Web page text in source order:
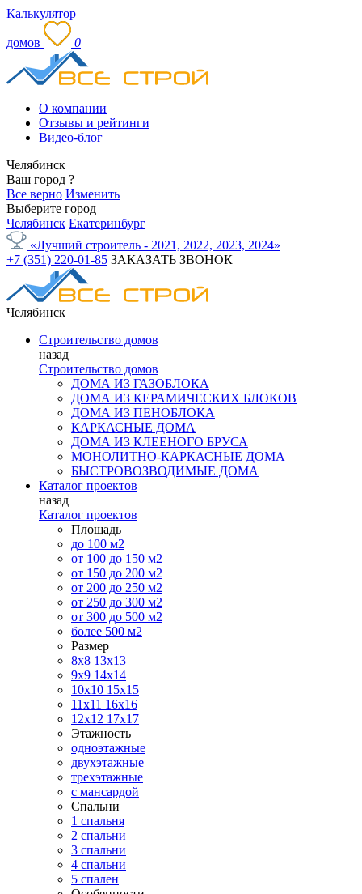
Калькулятор
домов 0
О компании
Отзывы и рейтинги
Видео-блог
Челябинск
Ваш город ?
Все верно Изменить
Выберите город
Челябинск Екатеринбург
«Лучший строитель - 2021, 2022, 2023, 2024»
+7 (351) 220-01-85 ЗАКАЗАТЬ ЗВОНОК
Челябинск
Строительство домов
назад
Строительство домов
ДОМА ИЗ ГАЗОБЛОКА
ДОМА ИЗ КЕРАМИЧЕСКИХ БЛОКОВ
ДОМА ИЗ ПЕНОБЛОКА
КАРКАСНЫЕ ДОМА
ДОМА ИЗ КЛЕЕНОГО БРУСА
МОНОЛИТНО-КАРКАСНЫЕ ДОМА
БЫСТРОВОЗВОДИМЫЕ ДОМА
Каталог проектов
назад
Каталог проектов
Площадь
до 100 м2
от 100 до 150 м2
от 150 до 200 м2
от 200 до 250 м2
от 250 до 300 м2
от 300 до 500 м2
более 500 м2
Размер
8х8 13х13
9х9 14х14
10х10 15х15
11x11 16х16
12х12 17х17
Этажность
одноэтажные
двухэтажные
трехэтажные
с мансардой
Спальни
1 спальня
2 спальни
3 спальни
4 спальни
5 спален